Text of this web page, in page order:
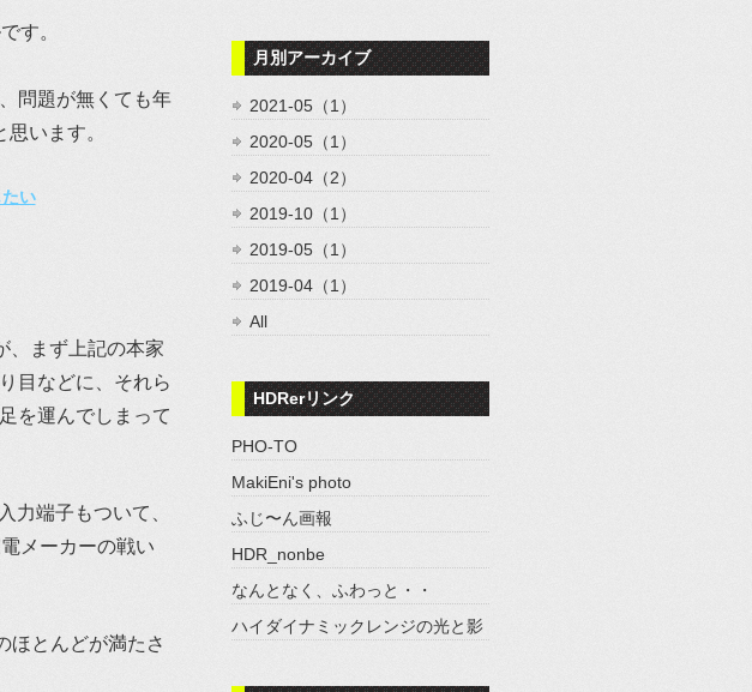
す。
問題が無くても年
います。
い
、まず上記の本家
目などに、それら
を運んでしまって
力端子もついて、
メーカーの戦い
ほとんどが満たさ
月別アーカイブ
2021-05（1）
2020-05（1）
2020-04（2）
2019-10（1）
2019-05（1）
2019-04（1）
All
HDRerリンク
PHO-TO
MakiEni's photo
ふじ〜ん画報
HDR_nonbe
なんとなく、ふわっと・・
ハイダイナミックレンジの光と影